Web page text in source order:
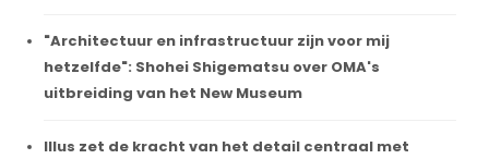
"Architectuur en infrastructuur zijn voor mij
hetzelfde": Shohei Shigematsu over OMA's
uitbreiding van het New Museum
Illus zet de kracht van het detail centraal met